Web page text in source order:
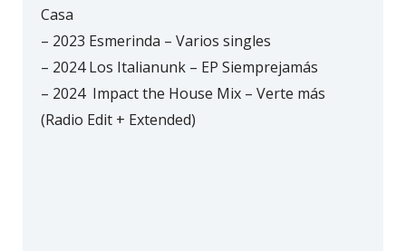
Casa
– 2023 Esmerinda – Varios singles
– 2024 Los Italianunk – EP Siemprejamás
– 2024 Impact the House Mix – Verte más
(Radio Edit + Extended)